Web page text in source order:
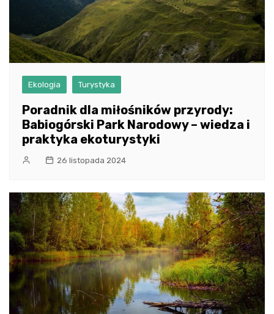
Ekologia Turystyka
Poradnik dla miłośników przyrody:
Babiogórski Park Narodowy – wiedza i
praktyka ekoturystyki
26 listopada 2024